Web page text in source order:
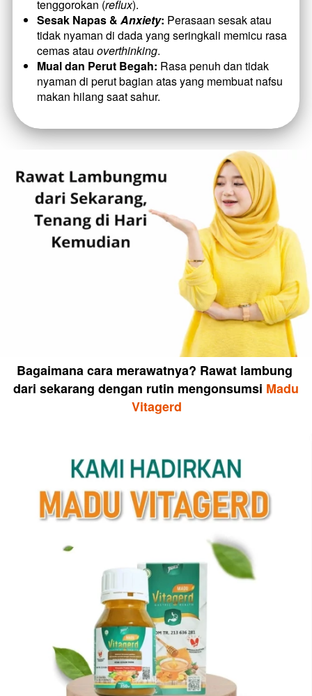
tenggorokan (reflux).
Sesak Napas & Anxiety: Perasaan sesak atau
tidak nyaman di dada yang seringkali memicu rasa
cemas atau overthinking.
Mual dan Perut Begah: Rasa penuh dan tidak
nyaman di perut bagian atas yang membuat nafsu
makan hilang saat sahur.
Bagaimana cara merawatnya? Rawat lambung
dari sekarang dengan rutin mengonsumsi Madu
Vitagerd